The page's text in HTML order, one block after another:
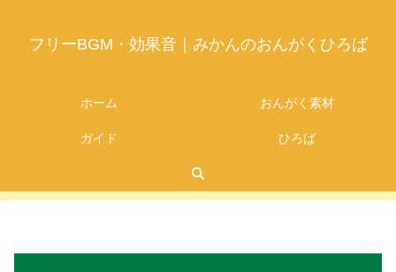
フリーBGM・効果音｜みかんのおんがくひろば
ホーム おんがく素材
ガイド ひろば